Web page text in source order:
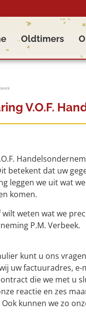
Oldtimers
V.O.F.
betekent dat uw
leggen we uit wat
komen.
weten wat we
P.M. Verbeek.
kunt u ons
uw factuuradres,
die we met u
reactie en zes
Ook kunnen we zo